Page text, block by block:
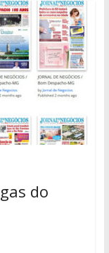
do